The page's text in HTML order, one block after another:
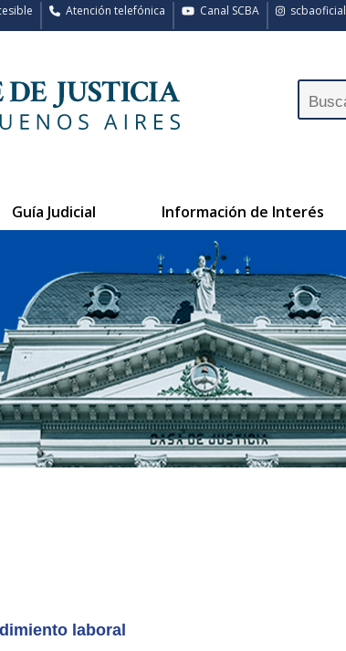
scbaoficial
Canal SCBA
Atención telefónica
Guía Judicial Información de Interés
laboral